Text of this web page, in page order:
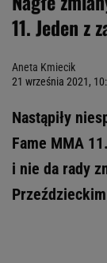
11. Jeden z
Aneta Kmiecik
21 września 2021,
Nastąpiły
Fame MMA
i nie da rady